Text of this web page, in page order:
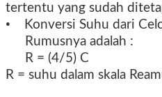
tertentu yang sudah
•
Konversi Suhu dari
Rumusnya adalah :
R = (4/5) C
R = suhu dalam skala